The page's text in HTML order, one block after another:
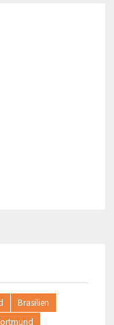
Brasilien